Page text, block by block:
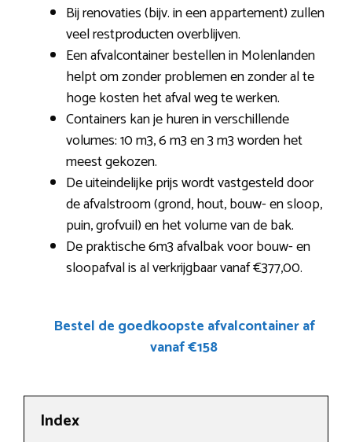
Bij renovaties (bijv. in een appartement) zullen
veel restproducten overblijven.
Een afvalcontainer bestellen in Molenlanden
helpt om zonder problemen en zonder al te
hoge kosten het afval weg te werken.
Containers kan je huren in verschillende
volumes: 10 m3, 6 m3 en 3 m3 worden het
meest gekozen.
De uiteindelijke prijs wordt vastgesteld door
de afvalstroom (grond, hout, bouw- en sloop,
puin, grofvuil) en het volume van de bak.
De praktische 6m3 afvalbak voor bouw- en
sloopafval is al verkrijgbaar vanaf €377,00.
Bestel de goedkoopste afvalcontainer af
vanaf €158
Index